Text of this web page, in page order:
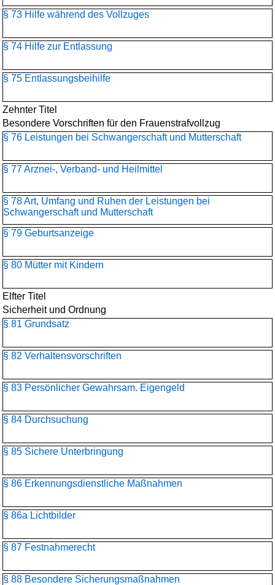
§ 73 Hilfe während des Vollzuges
§ 74 Hilfe zur Entlassung
§ 75 Entlassungsbeihilfe
Zehnter Titel
Besondere Vorschriften für den Frauenstrafvollzug
§ 76 Leistungen bei Schwangerschaft und Mutterschaft
§ 77 Arznei-, Verband- und Heilmittel
§ 78 Art, Umfang und Ruhen der Leistungen bei
Schwangerschaft und Mutterschaft
§ 79 Geburtsanzeige
§ 80 Mütter mit Kindern
Elfter Titel
Sicherheit und Ordnung
§ 81 Grundsatz
§ 82 Verhaltensvorschriften
§ 83 Persönlicher Gewahrsam. Eigengeld
§ 84 Durchsuchung
§ 85 Sichere Unterbringung
§ 86 Erkennungsdienstliche Maßnahmen
§ 86a Lichtbilder
§ 87 Festnahmerecht
§ 88 Besondere Sicherungsmaßnahmen